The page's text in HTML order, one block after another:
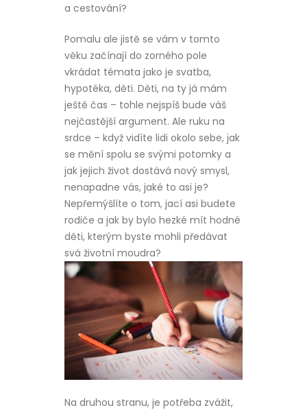
a cestování?
Pomalu ale jistě se vám v tomto
věku začínají do zorného pole
vkrádat témata jako je svatba,
hypotéka, děti. Děti, na ty já mám
ještě čas – tohle nejspíš bude váš
nejčastější argument. Ale ruku na
srdce – když vidíte lidi okolo sebe, jak
se mění spolu se svými potomky a
jak jejich život dostává nový smysl,
nenapadne vás, jaké to asi je?
Nepřemýšlíte o tom, jací asi budete
rodiče a jak by bylo hezké mít hodné
děti, kterým byste mohli předávat
svá životní moudra?
Na druhou stranu, je potřeba zvážit,